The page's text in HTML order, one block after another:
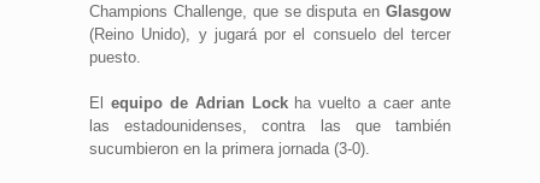
Champions Challenge, que se disputa en Glasgow
(Reino Unido), y jugará por el consuelo del tercer
puesto.
El equipo de Adrian Lockha vuelto a caer ante
las estadounidenses, contra las que también
sucumbieron en la primera jornada (3-0).